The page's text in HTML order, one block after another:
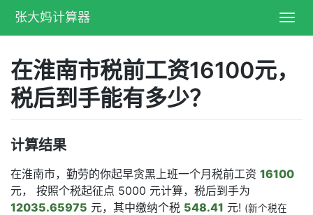
张大妈计算器
在淮南市税前工资16100元，
税后到手能有多少？
计算结果
在淮南市，勤劳的你起早贪黑上班一个月税前工资 16100
元， 按照个税起征点 5000 元计算，税后到手为
12035.65975 元，其中缴纳个税 548.41 元! (新个税在